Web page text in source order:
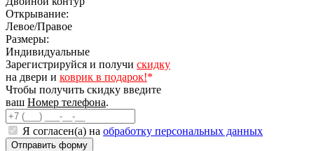
Открывание:
Левое/Правое
Размеры:
Индивидуальные
Зарегистрируйся и получи скидку
на двери и коврик в подарок!*
Чтобы получить скидку введите
ваш Номер телефона.
Я согласен(а) на обработку персональных данных